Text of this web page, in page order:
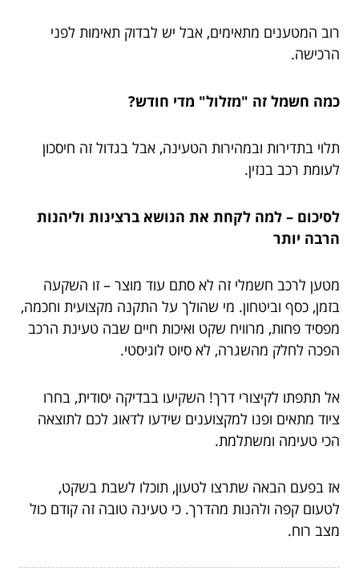
רוב המטענים מתאימים, אבל יש לבדוק תאימות לפני
הרכישה.
כמה חשמל זה "מזלול" מדי חודש?
תלוי בתדירות ובמהירות הטעינה, אבל בגדול זה חיסכון
לעומת רכב בנזין.
לסיכום – למה לקחת את הנושא ברצינות וליהנות
הרבה יותר
מטען לרכב חשמלי זה לא סתם עוד מוצר – זו השקעה
בזמן, כסף וביטחון. מי שהולך על התקנה מקצועית וחכמה,
מפסיד פחות, מרוויח שקט ואיכות חיים שבה טעינת הרכב
הפכה לחלק מהשגרה, לא סיוט לוגיסטי.
אל תתפתו לקיצורי דרך! השקיעו בבדיקה יסודית, בחרו
ציוד מתאים ופנו למקצוענים שידעו לדאוג לכם לתוצאה
הכי טעימה ומשתלמת.
אז בפעם הבאה שתרצו לטעון, תוכלו לשבת בשקט,
לטעום קפה ולהנות מהדרך. כי טעינה טובה זה קודם כול
מצב רוח.